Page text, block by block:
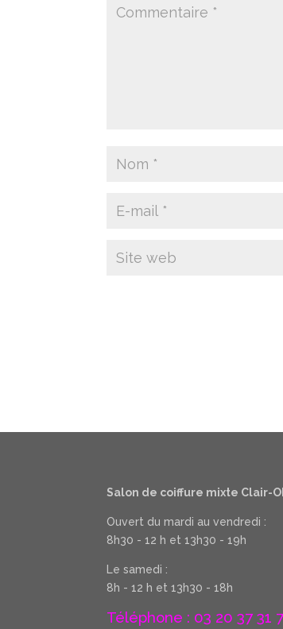
Salon de coiffure mixte Clair-
Ouvert du mardi au vendredi :
8h30 - 12 h et 13h30 - 19h
Le samedi :
8h - 12 h et 13h30 - 18h
Téléphone : 03 20 37 31